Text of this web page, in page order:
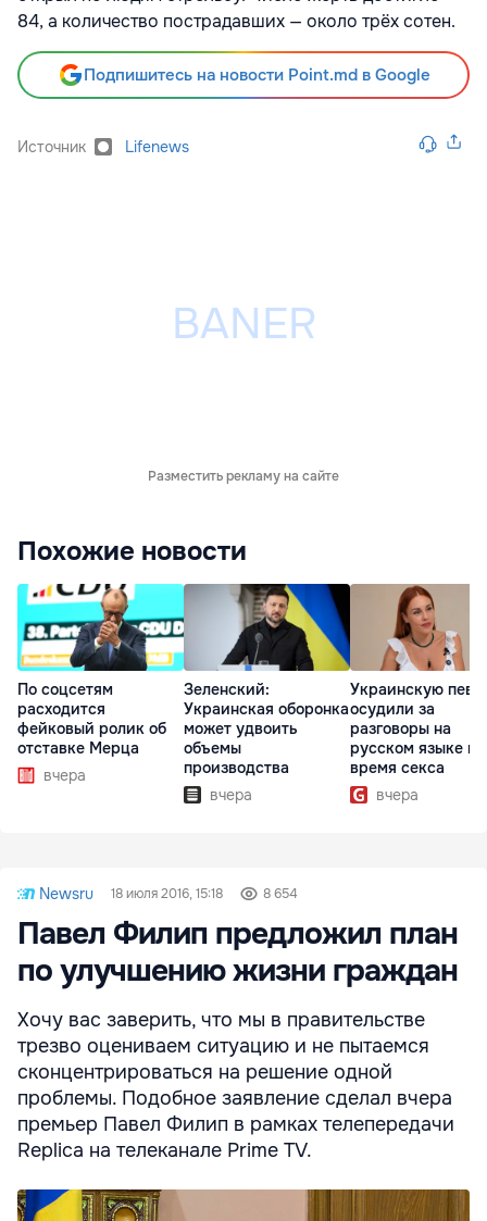
84, а количество пострадавших — около трёх сотен.
Подпишитесь на новости Point.md в Google
Источник Lifenews
Разместить рекламу на сайте
Похожие новости
По соцсетям
расходится
фейковый ролик об
отставке Мерца
вчера
Зеленский:
Украинская оборонка
может удвоить
объемы
производства
вчера
Украинскую
осудили за
разговоры на
русском языке во
время секса
вчера
Newsru 18 июля 2016, 15:18 8 654
Павел Филип предложил план
по улучшению жизни граждан
Хочу вас заверить, что мы в правительстве
трезво оцениваем ситуацию и не пытаемся
сконцентрироваться на решение одной
проблемы. Подобное заявление сделал вчера
премьер Павел Филип в рамках телепередачи
Replica на телеканале Prime TV.